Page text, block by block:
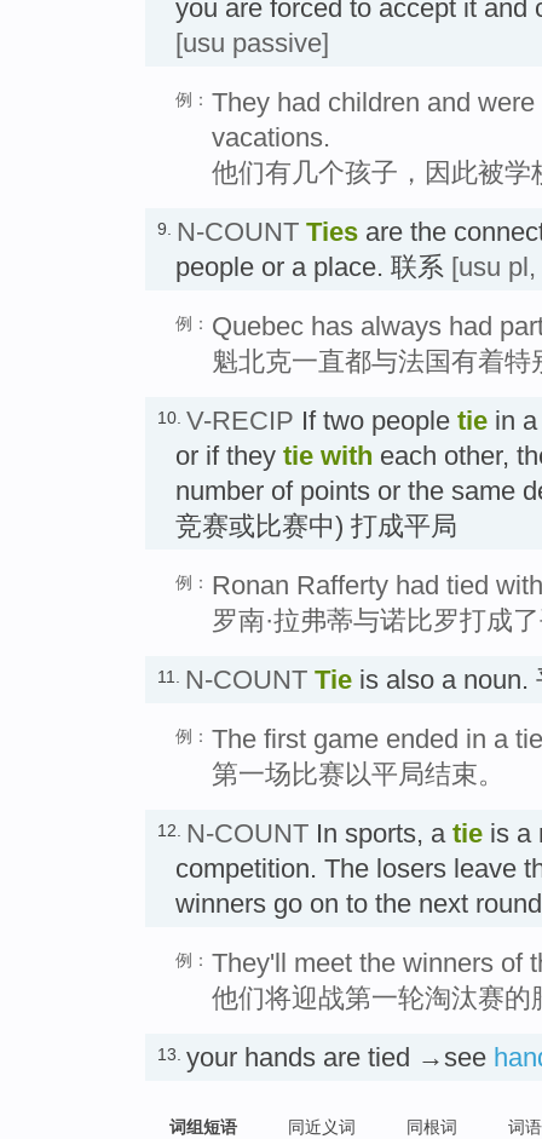
you are forced to accept it and
[usu passive]
例： They had children and
vacations.
他们有几个孩子，因此被学
9. N-COUNT Ties are the
people or a place. 联系 [usu
例： Quebec has always had
魁北克一直都与法国有着特
10. V-RECIP If two people tie in
or if they tie with each other,
number of points or the same
竞赛或比赛中) 打成平局
例： Ronan Rafferty had tied
罗南·拉弗蒂与诺比罗打成
11. N-COUNT Tie is also a noun.
例： The first game ended in a
第一场比赛以平局结束。
12. N-COUNT In sports, a tie is a
competition. The losers leave
winners go on to the next
例： They'll meet the winners of
他们将迎战第一轮淘汰赛的
13. your hands are tied →see
词组短语 同近义词 同根词 词